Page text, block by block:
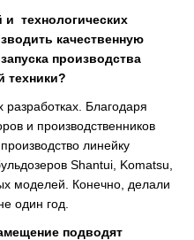
и технологических
качественную
производства
техники?
Благодаря
и производственников
линейку
Shantui, Komatsu,
моделей. Конечно, делали
один год.
подводят